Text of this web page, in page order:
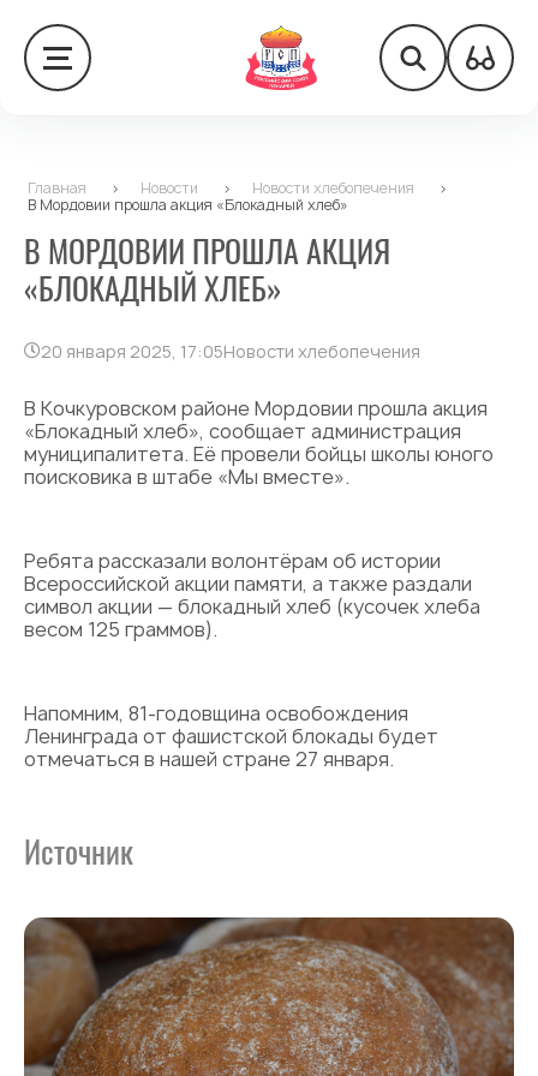
Главная > Новости > Новости хлебопечения
>
В Мордовии прошла акция «Блокадный хлеб»
В МОРДОВИИ ПРОШЛА АКЦИЯ
«БЛОКАДНЫЙ ХЛЕБ»
20 января 2025, 17:05Новости хлебопечения
В Кочкуровском районе Мордовии прошла акция
«Блокадный хлеб», сообщает администрация
муниципалитета. Её провели бойцы школы юного
поисковика в штабе «Мы вместе».
Ребята рассказали волонтёрам об истории
Всероссийской акции памяти, а также раздали
символ акции — блокадный хлеб (кусочек хлеба
весом 125 граммов).
Напомним, 81-годовщина освобождения
Ленинграда от фашистской блокады будет
отмечаться в нашей стране 27 января.
Источник